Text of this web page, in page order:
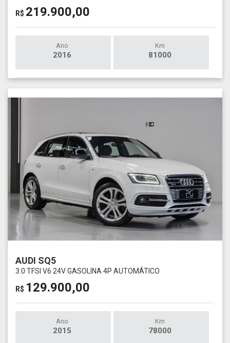
R$ 219.900,00
Ano
2016
Km
81000
AUDI SQ5
3.0 TFSI V6 24V GASOLINA 4P AUTOMÁTICO
R$ 129.900,00
Ano
2015
Km
78000